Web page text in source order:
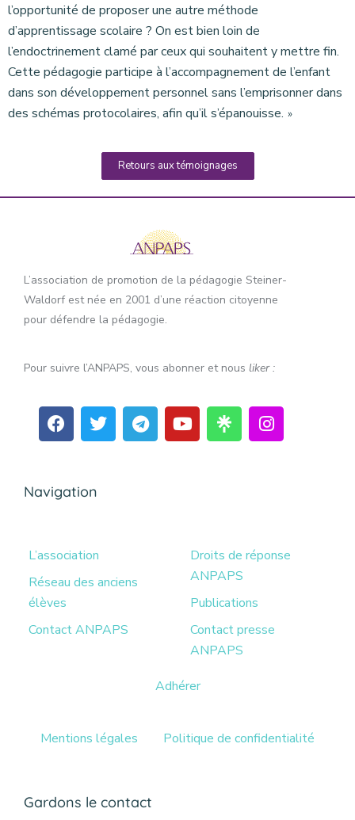
l’opportunité de proposer une autre méthode
d’apprentissage scolaire ? On est bien loin de
l’endoctrinement clamé par ceux qui souhaitent y mettre fin.
Cette pédagogie participe à l’accompagnement de l’enfant
dans son développement personnel sans l’emprisonner dans
des schémas protocolaires, afin qu’il s’épanouisse. »
Retours aux témoignages
L’association de promotion de la pédagogie Steiner-
Waldorf est née en 2001 d’une réaction citoyenne
pour défendre la pédagogie.
Pour suivre l’ANPAPS, vous abonner et nous liker :
Navigation
L’association
Réseau des anciens
élèves
Contact ANPAPS
Droits de réponse
ANPAPS
Publications
Contact presse
ANPAPS
Adhérer
Mentions légales Politique de confidentialité
Gardons le contact